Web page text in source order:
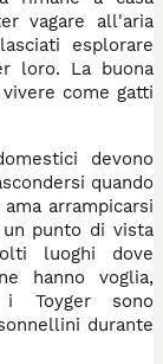
vagare all'aria
esplorare
loro. La buona
come gatti
devono
quando
arrampicarsi
punto di vista
luoghi dove
hanno voglia,
sono
durante